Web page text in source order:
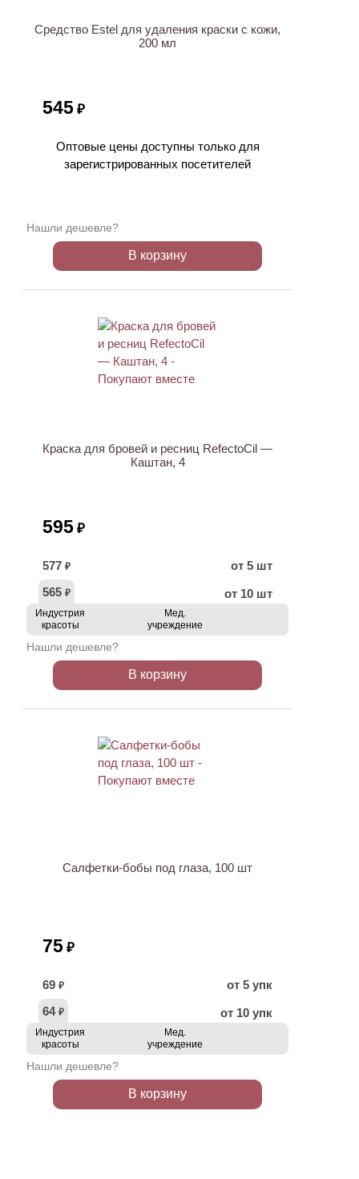
Средство Estel для удаления краски с кожи,
200 мл
545 ₽
Оптовые цены доступны только для
зарегистрированных посетителей
Нашли дешевле?
В корзину
Краска для бровей и ресниц RefectoCil —
Каштан, 4
595 ₽
577 ₽
от 5 шт
565 ₽ от 10 шт
Индустрия
красоты
Мед.
учреждение
Нашли дешевле?
В корзину
Салфетки-бобы под глаза, 100 шт
75 ₽
69 ₽
от 5 упк
64 ₽ от 10 упк
Индустрия
красоты
Мед.
учреждение
Нашли дешевле?
В корзину